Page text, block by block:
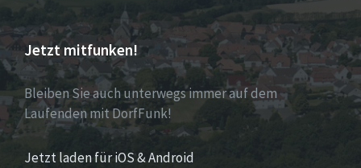
Jetzt mitfunken!
Bleiben Sie auch unterwegs immer auf dem
Laufenden mit DorfFunk!
Jetzt laden für iOS & Android